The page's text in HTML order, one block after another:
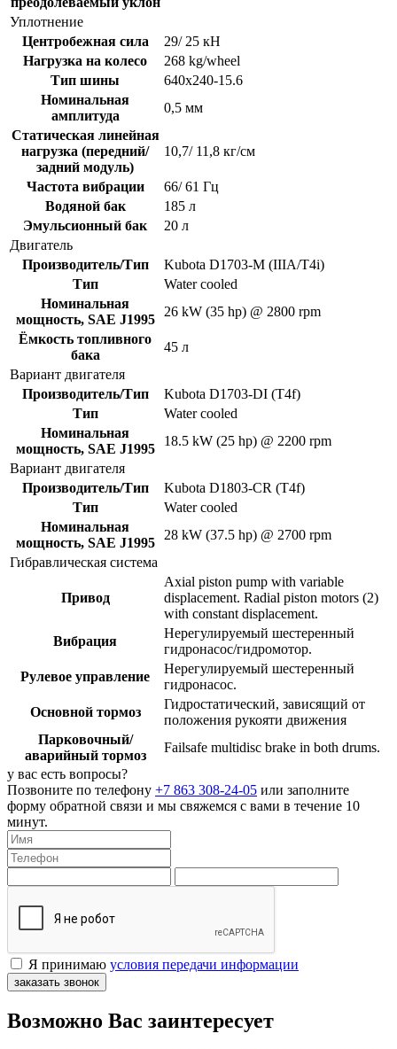
Уплотнение
Центробежная сила
29/ 25 кН
Нагрузка на колесо
268 kg/wheel
Тип шины
640x240-15.6
Номинальная
амплитуда
0,5 мм
Статическая линейная
нагрузка (передний/
задний модуль)
10,7/ 11,8 кг/см
Частота вибрации
66/ 61 Гц
Водяной бак
185 л
Эмульсионный бак
20 л
Двигатель
Производитель/Тип
Kubota D1703-M (IIIA/T4i)
Тип
Water cooled
Номинальная
мощность, SAE J1995
26 kW (35 hp) @ 2800 rpm
Ёмкость топливного
бака
45 л
Вариант двигателя
Производитель/Тип
Kubota D1703-DI (T4f)
Тип
Water cooled
Номинальная
мощность, SAE J1995
18.5 kW (25 hp) @ 2200 rpm
Вариант двигателя
Производитель/Тип
Kubota D1803-CR (T4f)
Тип
Water cooled
Номинальная
мощность, SAE J1995
28 kW (37.5 hp) @ 2700 rpm
Гибравлическая система
Привод
Axial piston pump with variable
displacement. Radial piston motors (2)
with constant displacement.
Вибрация
Нерегулируемый шестеренный
гидронасос/гидромотор.
Рулевое управление
Нерегулируемый шестеренный
гидронасос.
Основной тормоз
Гидростатический, зависящий от
положения рукояти движения
Парковочный/
аварийный тормоз
Failsafe multidisc brake in both drums.
у вас есть вопросы?
Позвоните по телефону +7 863 308-24-05 или заполните
форму обратной связи и мы свяжемся с вами в течение 10
минут.
Я принимаю условия передачи информации
заказать звонок
Возможно Вас заинтересует